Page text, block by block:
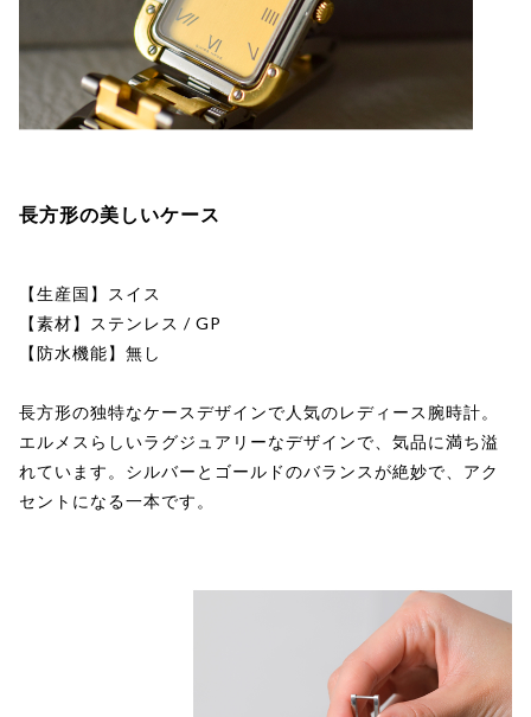
長方形の美しいケース
【生産国】スイス
【素材】ステンレス / GP
【防水機能】無し
長方形の独特なケースデザインで人気のレディース腕時計。
エルメスらしいラグジュアリーなデザインで、気品に満ち溢
れています。シルバーとゴールドのバランスが絶妙で、アク
セントになる一本です。